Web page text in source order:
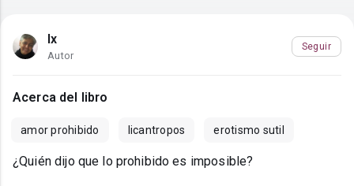
Ix
Autor
Seguir
Acerca del libro
amor prohibido licantropos erotismo sutil
¿Quién dijo que lo prohibido es imposible?